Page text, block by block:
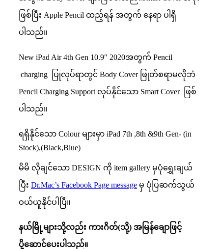
ဖြစ်ပြီး Apple Pencil ထည့်ရန် အတွက် နေရာ ပါရှိ
ပါသည်။
New iPad Air 4th Gen 10.9″ 2020အတွက် Pencil
charging ပြုလုပ်ရာတွင် Body Cover ဖြုတ်စရာမလိုဘဲ
Pencil Charging Support လုပ်နိုင်သော Smart Cover ဖြစ်
ပါသည်။
ရရှိနိုင်သော Colour များမှာ iPad 7th ,8th &9th Gen- (in
Stock),(Black,Blue)
မိမိ လိုချင်သော DESIGN ကို item gallery မှပုံရွှေးချယ်
ပြီး Dr.Mac’s Facebook Page message မှ ပုံပြဆက်သွယ်
ဝယ်ယူနိုင်ပါပြီ။
နယ်မြိို့များသို့လည်း ကားဂိတ်(သို့) အမြန်ချောဖြင့်
ပို့ဆောင်ပေးပါသည်။